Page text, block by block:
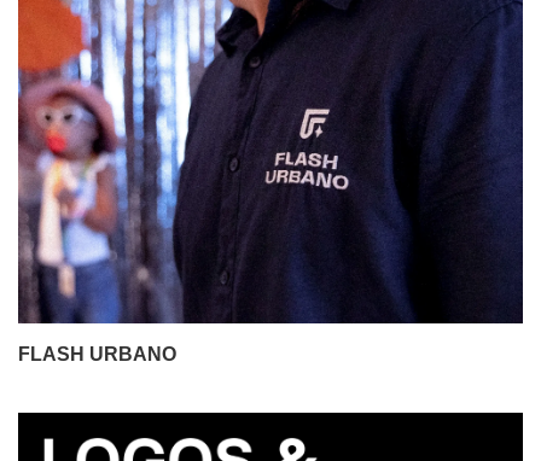
FLASH URBANO